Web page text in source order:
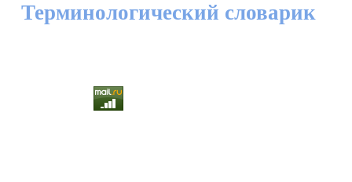
Терминологический словарик